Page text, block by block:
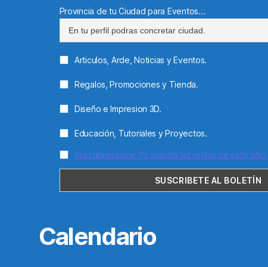
Provincia de tu Ciudad para Eventos...
Articulos, Arde, Noticias y Eventos.
Regalos, Promociones y Tienda.
Diseño e Impresion 3D.
Educación, Tutoriales y Proyectos.
Suscribiendome Yo acepto las reglas de este sitio.
Calendario